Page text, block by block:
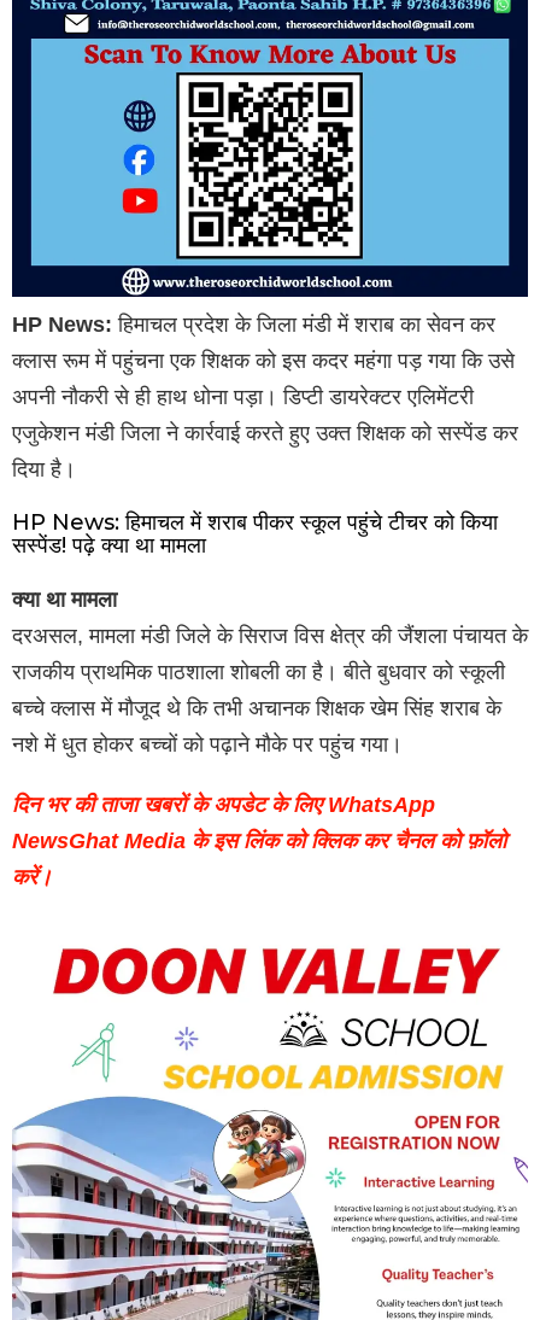
HP News: हिमाचल प्रदेश के जिला मंडी में शराब का सेवन कर
क्लास रूम में पहुंचना एक शिक्षक को इस कदर महंगा पड़ गया कि उसे
अपनी नौकरी से ही हाथ धोना पड़ा। डिप्टी डायरेक्टर एलिमेंटरी
एजुकेशन मंडी जिला ने कार्रवाई करते हुए उक्त शिक्षक को सस्पेंड कर
दिया है।
HP News: हिमाचल में शराब पीकर स्कूल पहुंचे टीचर को किया
सस्पेंड! पढ़े क्या था मामला
क्या था मामला
दरअसल, मामला मंडी जिले के सिराज विस क्षेत्र की जैंशला पंचायत के
राजकीय प्राथमिक पाठशाला शोबली का है। बीते बुधवार को स्कूली
बच्चे क्लास में मौजूद थे कि तभी अचानक शिक्षक खेम सिंह शराब के
नशे में धुत होकर बच्चों को पढ़ाने मौके पर पहुंच गया।
दिन भर की ताजा खबरों के अपडेट के लिए WhatsApp
NewsGhat Media के इस लिंक को क्लिक कर चैनल को फ़ॉलो
करें।